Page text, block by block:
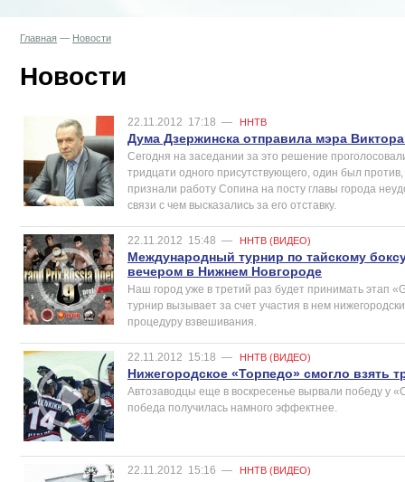
Главная — Новости
Новости
22.11.2012 17:18 — ННТВ
Дума Дзержинска отправила мэра
Сегодня на заседании за это решение
тридцати одного присутствующего, один был
признали работу Сопина на посту главы города
связи с чем высказались за его отставку.
22.11.2012 15:48 — ННТВ (ВИДЕО)
Международный турнир по тайскому
вечером в Нижнем Новгороде
Наш город уже в третий раз будет принимать этап
турнир вызывает за счет участия в нем
процедуру взвешивания.
22.11.2012 15:18 — ННТВ (ВИДЕО)
Нижегородское «Торпедо» смогло взять
Автозаводцы еще в воскресенье вырвали победу у
победа получилась намного эффектнее.
22.11.2012 15:16 — ННТВ (ВИДЕО)